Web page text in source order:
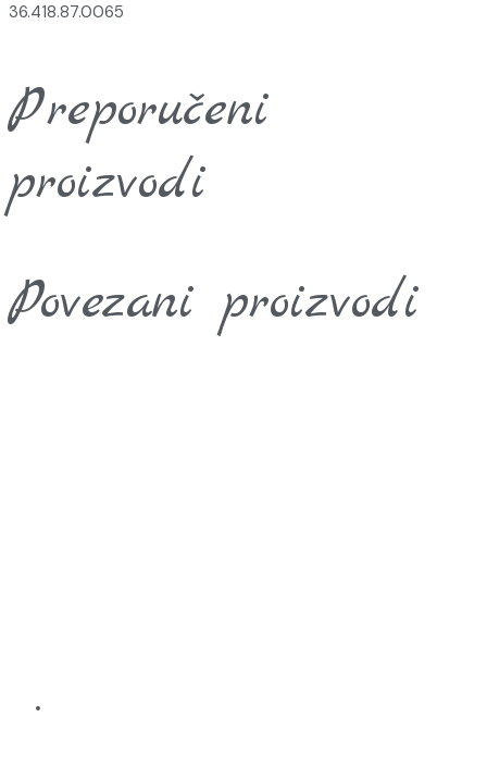
36.418.87.0065
Preporučeni
proizvodi
Povezani proizvodi